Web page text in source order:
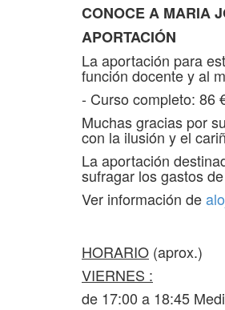
CONOCE A MARIA
APORTACIÓN
La aportación para
función docente y al
- Curso completo: 86
Muchas gracias por
con la ilusión y el
La aportación
sufragar los gastos
Ver información de
HORARIO (aprox.)
VIERNES :
de 17:00 a 18:45